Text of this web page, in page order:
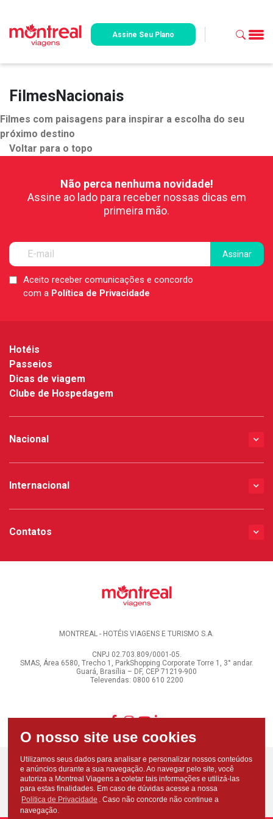
Assine Seu Plano
FilmesNacionais
Filmes com paisagens para inspirar a escolha do seu
próximo destino
Voltar para o topo
Não perca nenhuma novidade!
Assine ao lado para receber nossas dicas em
primeira mão.
LGPDAceito receber comunicações e concordo
com a Política de Privacidade
Hotéis
Passeios
Dicas de viagem
Clube de Hospedagem
Nacional
Internacional
Contatos
MONTREAL - HOTÉIS VIAGENS E TURISMO S.A.
CNPJ 02.703.809/0001-05.
SMAS, Área 6580, Trecho 1, ParkShopping Corporate Torre 1, 3° andar.
Guará, Brasília – DF, CEP 71219-900
Televendas: 0800 610 2200
Utilizamos seus dados para analisar e personalizar nossos conteúdos
e anúncios durante a sua navegação. Ao navegar pelo site, você
autoriza a Montreal Viagens a coletar tais informações e utilizá-las
para estas finalidades. Em caso de dúvidas acesse a nossa
Politica de Privacidade . Caso não concorde não continue a
navegação.